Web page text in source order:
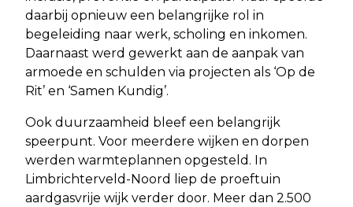
daarbij opnieuw een belangrijke rol in
begeleiding naar werk, scholing en inkomen.
Daarnaast werd gewerkt aan de aanpak van
armoede en schulden via projecten als ‘Op de
Rit’ en ‘Samen Kundig’.
Ook duurzaamheid bleef een belangrijk
speerpunt. Voor meerdere wijken en dorpen
werden warmteplannen opgesteld. In
Limbrichterveld-Noord liep de proeftuin
aardgasvrije wijk verder door. Meer dan 2.500